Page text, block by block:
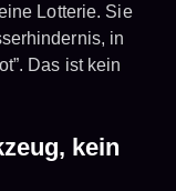
Lotterie. Sie
in
Das ist kein
kein